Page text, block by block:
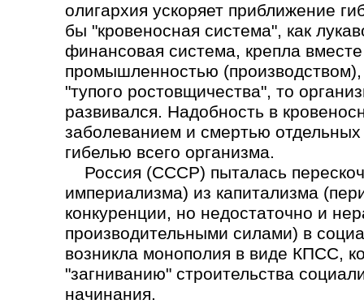
олигархия ускоряет приближение
бы "кровеносная система", как
финансовая система, крепла
промышленностью (производством),
"тупого ростовщичества", то
развивался. Надобность в
заболеванием и смертью отдельных
гибелью всего организма.
Россия (СССР) пыталась
империализма) из капитализма
конкуренции, но недостаточно и
производительными силами) в
возникла монополия в виде КПСС,
"загниванию" строительства
начинания.